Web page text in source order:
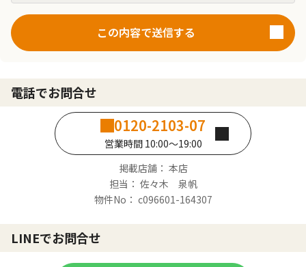
この内容で送信する
電話でお問合せ
0120-2103-07
営業時間 10:00～19:00
掲載店舗： 本店
担当： 佐々木 泉帆
物件No： c096601-164307
LINEでお問合せ